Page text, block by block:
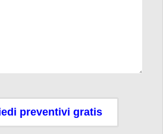
preventivi gratis